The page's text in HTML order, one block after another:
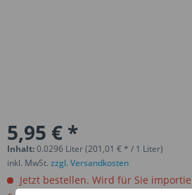
5,95 € *
Inhalt:0.0296 Liter (201,01 € * / 1 Liter)
inkl. MwSt. zzgl. Versandkosten
Jetzt bestellen. Wird für Sie